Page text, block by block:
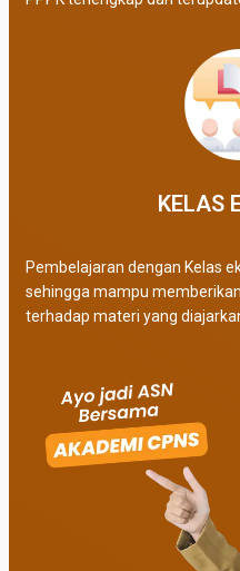
KELAS
Pembelajaran dengan Kelas
sehingga mampu
terhadap materi yang